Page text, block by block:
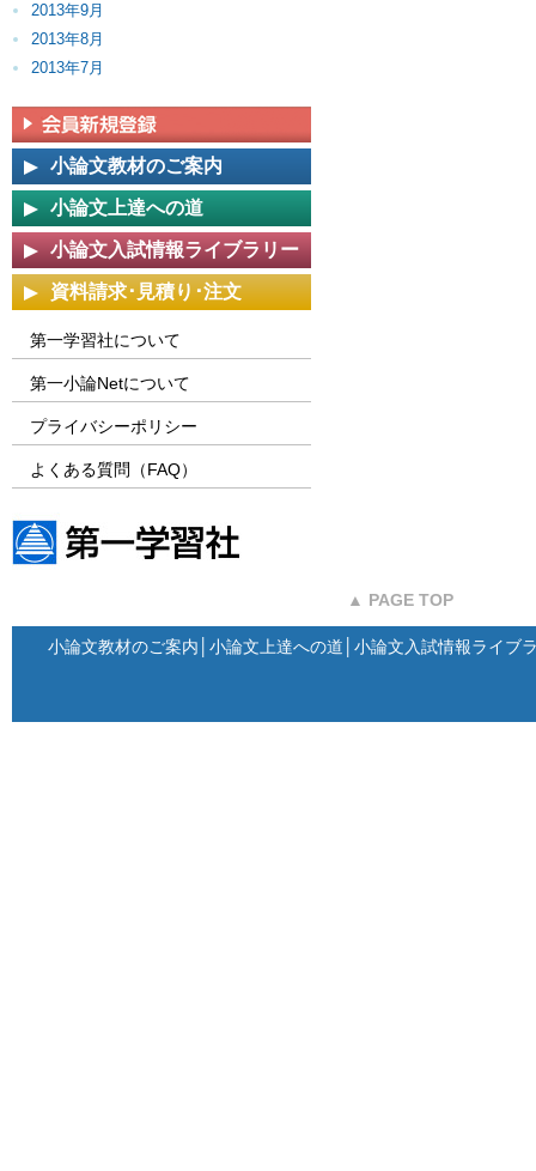
2013年9月
2013年8月
2013年7月
小論文教材のご案内
小論文上達への道
小論文入試情報ライブラリー
資料請求･見積り･注文
第一学習社について
第一小論Netについて
プライバシーポリシー
よくある質問（FAQ）
▲ PAGE TOP
小論文教材のご案内 小論文上達への道 小論文入試情報ライブ